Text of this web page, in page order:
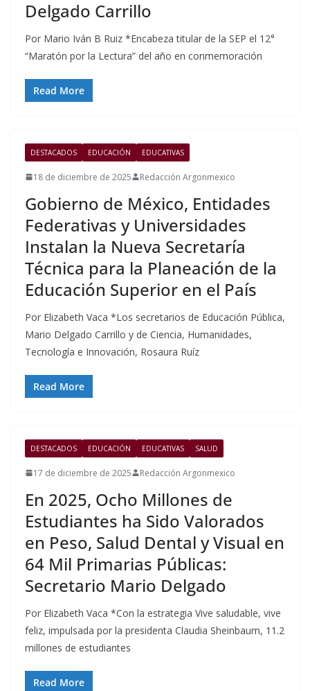
Delgado Carrillo
Por Mario Iván B Ruiz *Encabeza titular de la SEP el 12°
“Maratón por la Lectura” del año en conmemoración
Read More
DESTACADOS EDUCACIÓN EDUCATIVAS
18 de diciembre de 2025 Redacción Argonmexico
Gobierno de México, Entidades
Federativas y Universidades
Instalan la Nueva Secretaría
Técnica para la Planeación de la
Educación Superior en el País
Por Elizabeth Vaca *Los secretarios de Educación Pública,
Mario Delgado Carrillo y de Ciencia, Humanidades,
Tecnología e Innovación, Rosaura Ruíz
Read More
DESTACADOS EDUCACIÓN EDUCATIVAS SALUD
17 de diciembre de 2025 Redacción Argonmexico
En 2025, Ocho Millones de
Estudiantes ha Sido Valorados
en Peso, Salud Dental y Visual en
64 Mil Primarias Públicas:
Secretario Mario Delgado
Por Elizabeth Vaca *Con la estrategia Vive saludable, vive
feliz, impulsada por la presidenta Claudia Sheinbaum, 11.2
millones de estudiantes
Read More